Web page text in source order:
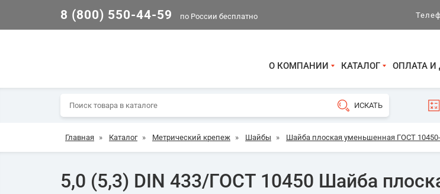
8 (800) 550-44-59 по России бесплатно
О КОМПАНИИ КАТАЛОГ ОПЛАТА И
Главная » Каталог » Метрический крепеж » Шайбы » Шайба плоская уменьшенная ГОСТ 10450-
5,0 (5,3) DIN 433/ГОСТ 10450 Шайба